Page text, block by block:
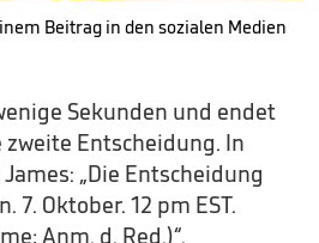
Beitrag in den sozialen Medien
Sekunden und endet
zweite Entscheidung. In
„Die Entscheidung
Oktober. 12 pm EST.
Anm. d. Red.)“.